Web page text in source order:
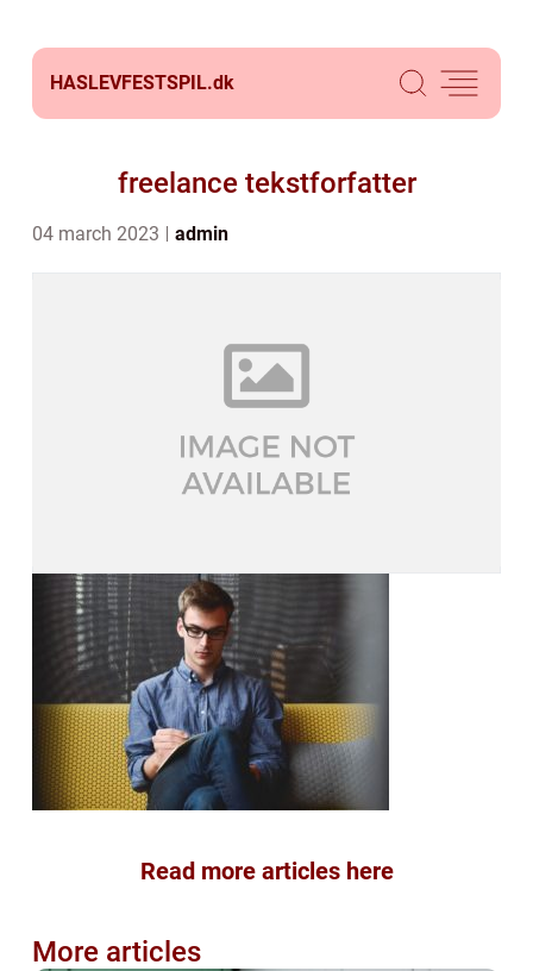
HASLEVFESTSPIL.dk
freelance tekstforfatter
04 march 2023 admin
Read more articles here
More articles